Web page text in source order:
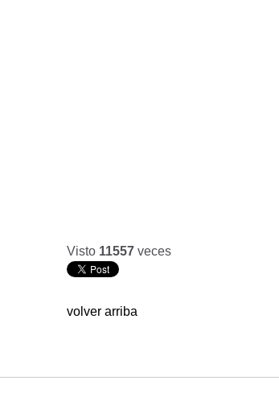
Visto 11557 veces
volver arriba